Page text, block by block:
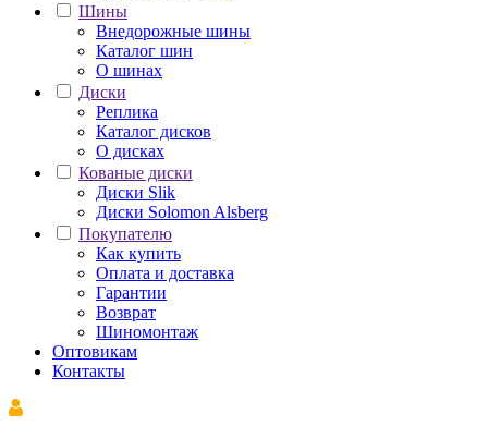
Шины
Внедорожные шины
Каталог шин
О шинах
Диски
Реплика
Каталог дисков
О дисках
Кованые диски
Диски Slik
Диски Solomon Alsberg
Покупателю
Как купить
Оплата и доставка
Гарантии
Возврат
Шиномонтаж
Оптовикам
Контакты